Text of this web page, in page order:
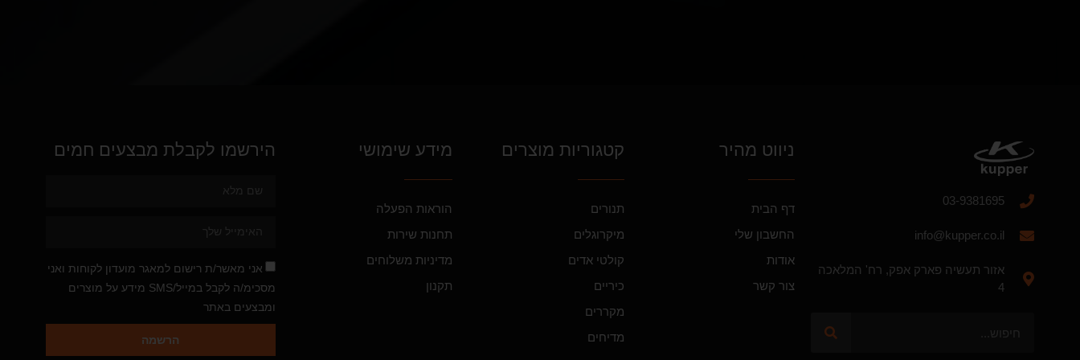
03-9381695
info@kupper.co.il
אזור תעשיה פארק אפק, רח' המלאכה
4
ניווט מהיר
דף הבית
החשבון שלי
אודות
צור קשר
קטגוריות מוצרים
תנורים
מיקרוגלים
קולטי אדים
כיריים
מקררים
מדיחים
מידע שימושי
הוראות הפעלה
תחנות שירות
מדיניות משלוחים
תקנון
הירשמו לקבלת מבצעים חמים
אני מאשר/ת רישום למאגר מועדון לקוחות ואני
מסכימ/ה לקבל במייל/SMS מידע על מוצרים
ומבצעים באתר
הרשמה